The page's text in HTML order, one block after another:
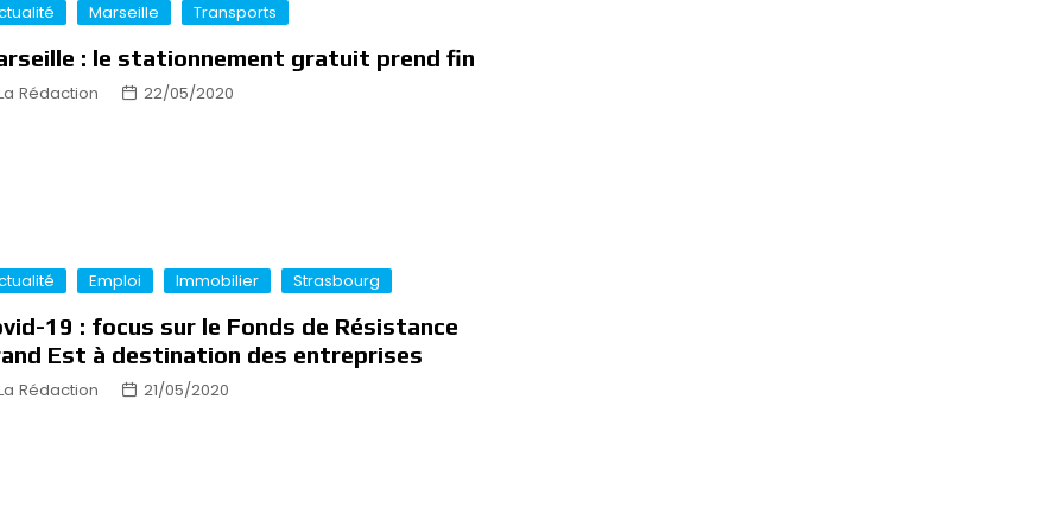
Marseille Transports
: le stationnement gratuit prend fin
Rédaction 22/05/2020
Emploi Immobilier Strasbourg
19 : focus sur le Fonds de Résistance
Est à destination des entreprises
Rédaction 21/05/2020